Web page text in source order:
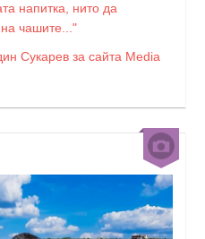
напитка, нито да
чашите..."
Сукарев за сайта Media